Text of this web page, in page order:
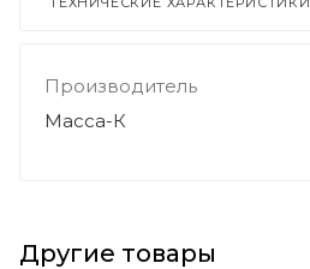
Производитель
Масса-К
Другие товары